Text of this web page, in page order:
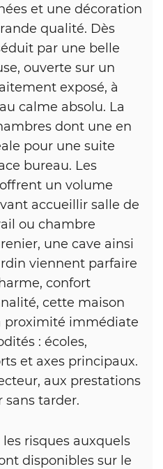
et une décoration
qualité. Dès
par une belle
ouverte sur un
exposé, à
calme absolu. La
dont une en
pour une suite
bureau. Les
un volume
accueillir salle de
ou chambre
une cave ainsi
viennent parfaire
confort
cette maison
proximité immédiate
: écoles,
et axes principaux.
aux prestations
sans tarder.
risques auxquels
disponibles sur le